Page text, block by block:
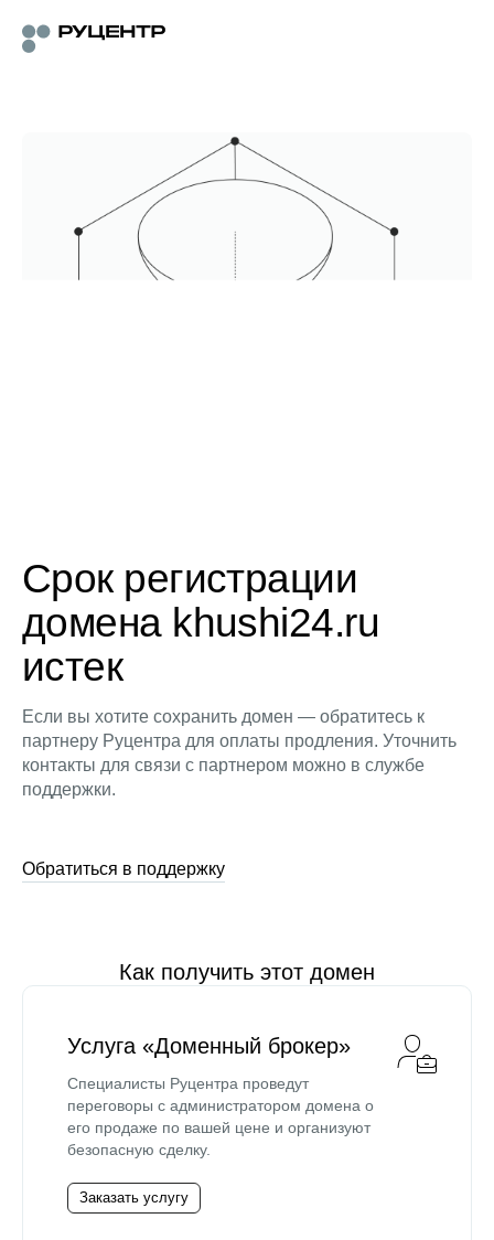
Срок регистрации
домена khushi24.ru
истек
Если вы хотите сохранить домен — обратитесь к
партнеру Руцентра для оплаты продления. Уточнить
контакты для связи с партнером можно в службе
поддержки.
Обратиться в поддержку
Как получить этот домен
Услуга «Доменный брокер»
Специалисты Руцентра проведут
переговоры с администратором домена о
его продаже по вашей цене и организуют
безопасную сделку.
Заказать услугу